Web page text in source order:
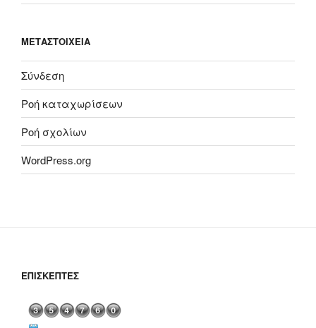
ΜΕΤΑΣΤΟΙΧΕΊΑ
Σύνδεση
Ροή καταχωρίσεων
Ροή σχολίων
WordPress.org
ΕΠΙΣΚΈΠΤΕΣ